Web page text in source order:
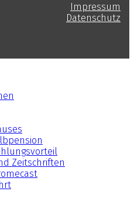
Impressum
Datenschutz
Zeitschriften